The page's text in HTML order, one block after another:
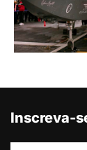
Inscreva-